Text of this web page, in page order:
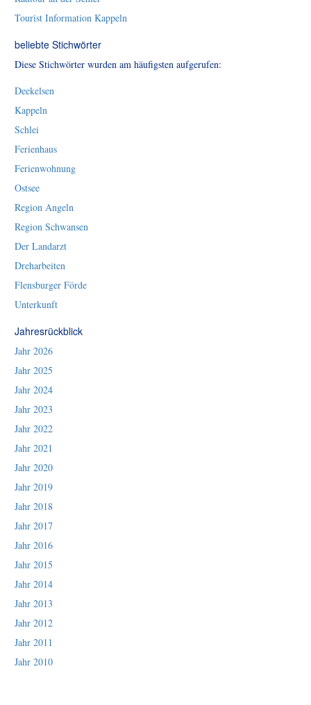
Tourist Information Kappeln
beliebte Stichwörter
Diese Stichwörter wurden am häufigsten aufgerufen:
Deekelsen
Kappeln
Schlei
Ferienhaus
Ferienwohnung
Ostsee
Region Angeln
Region Schwansen
Der Landarzt
Dreharbeiten
Flensburger Förde
Unterkunft
Jahresrückblick
Jahr 2026
Jahr 2025
Jahr 2024
Jahr 2023
Jahr 2022
Jahr 2021
Jahr 2020
Jahr 2019
Jahr 2018
Jahr 2017
Jahr 2016
Jahr 2015
Jahr 2014
Jahr 2013
Jahr 2012
Jahr 2011
Jahr 2010